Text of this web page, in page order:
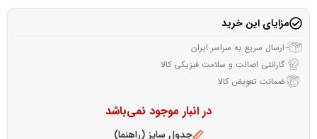
مزایای این خرید
ارسال سریع به سراسر ایران
گارانتی اصالت و سلامت فیزیکی کالا
ضمانت تعویض کالا
در انبار موجود نمی‌باشد
جدول سایز (راهنما)